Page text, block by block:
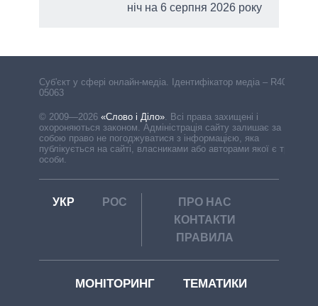
ніч на 6 серпня 2026 року
Cуб'єкт у сфері онлайн-медіа. Ідентифікатор медіа – R40-
05063
© 2009—2026 «Слово і Діло». Всі права захищені і
охороняються законом. Адміністрація сайту залишає за
собою право не погоджуватися з інформацією, яка
публікується на сайті, власниками або авторами якої є треті
особи.
УКР РОС
ПРО НАС
КОНТАКТИ
ПРАВИЛА
МОНІТОРИНГ ТЕМАТИКИ